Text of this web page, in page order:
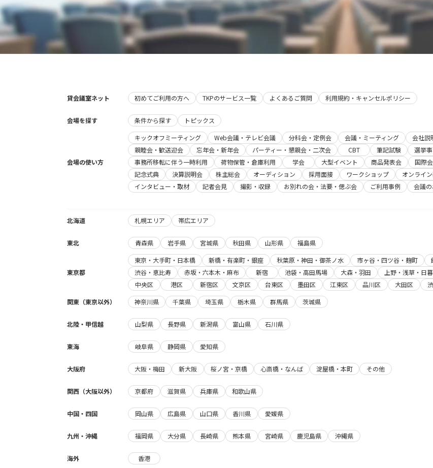
貸会議室ネット 初めてご利用の方へ TKPのサービス一覧 よくあるご質問 利用規約・キャンセルポリシー
会場を探す 条件から探す トピックス
会場の使い方
キックオフミーティング Web会議・テレビ会議 分科会・定例会 会議・ミーティング 会社説
親睦会・歓送迎会
忘年会・新年会 パーティー・懇親会・二次会 CBT 筆記試験 選挙
事務所移転に伴う一時利用
荷物保管・倉庫利用 学会 大型イベント 商品発表会 国際
記念式典
決算説明会 株主総会 オーディション 採用面接 ワークショップ オンライ
インタビュー・取材
記者会見 撮影・収録 お別れの会・法要・偲ぶ会 ご利用事例 会議
北海道 札幌エリア 帯広エリア
東北 青森県 岩手県 宮城県 秋田県 山形県 福島県
東京都
東京・大手町・日本橋 新橋・有楽町・銀座 秋葉原・神田・御茶ノ水 市ヶ谷・四ツ谷・麹町
渋谷・恵比寿
赤坂・六本木・麻布 新宿 池袋・高田馬場 大森・羽田 上野・浅草・日
中央区
港区 新宿区 文京区 台東区 墨田区 江東区 品川区 大田区
関東（東京以外）
神奈川県 千葉県 埼玉県 栃木県 群馬県 茨城県
北陸・甲信越 山梨県 長野県 新潟県 富山県 石川県
東海 岐阜県 静岡県 愛知県
大阪府 大阪・梅田 新大阪 桜ノ宮・京橋 心斎橋・なんば 淀屋橋・本町 その他
関西（大阪以外） 京都府 滋賀県 兵庫県 和歌山県
中国・四国 岡山県 広島県 山口県 香川県 愛媛県
九州・沖縄 福岡県 大分県 長崎県 熊本県 宮崎県 鹿児島県 沖縄県
海外 香港